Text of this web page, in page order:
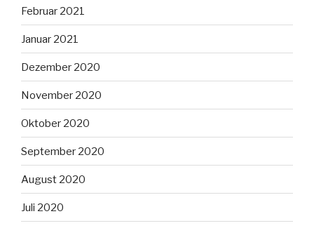
Februar 2021
Januar 2021
Dezember 2020
November 2020
Oktober 2020
September 2020
August 2020
Juli 2020